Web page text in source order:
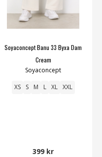
Soyaconcept Banu 33 Byxa Dam
Cream
Soyaconcept
XS S M L XL XXL
399 kr